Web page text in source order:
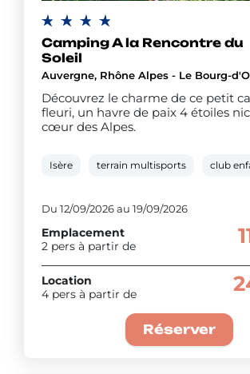
Camping A la Rencontre du
Soleil
Auvergne, Rhône Alpes - Le Bourg-
Découvrez le charme de ce petit
fleuri, un havre de paix 4 étoiles
cœur des Alpes.
Isère terrain multisports club
Du 12/09/2026 au 19/09/2026
Emplacement
2 pers à partir de
Location
4 pers à partir de
Réserver